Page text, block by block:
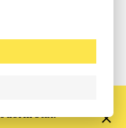
však dál
stát.